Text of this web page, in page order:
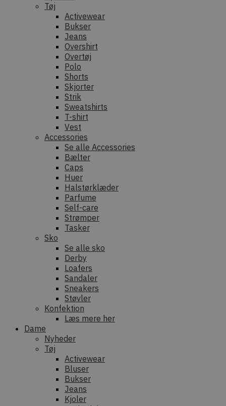
Tøj
Activewear
Bukser
Jeans
Overshirt
Overtøj
Polo
Shorts
Skjorter
Strik
Sweatshirts
T-shirt
Vest
Accessories
Se alle Accessories
Bælter
Caps
Huer
Halstørklæder
Parfume
Self-care
Strømper
Tasker
Sko
Se alle sko
Derby
Loafers
Sandaler
Sneakers
Støvler
Konfektion
Læs mere her
Dame
Nyheder
Tøj
Activewear
Bluser
Bukser
Jeans
Kjoler